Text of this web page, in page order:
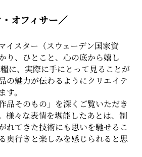
オフィサー／
イスター（スウェーデン国家資
り、ひとこと、心の底から嬉し
に、実際に手にとって見ることが
の魅力が伝わるようにクリエイテ
。
品そのもの」を深くご覧いただき
様々な表情を堪能したあとは、制
れてきた技術にも思いを馳せるこ
奥行きと楽しみを感じられると思